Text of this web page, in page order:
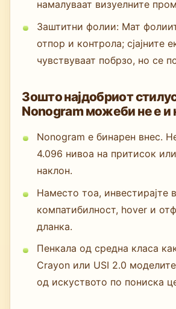
намалуваат визуелните
Заштитни фолии: Мат
отпор и контрола; сјајните
чувствуваат побрзо, но се
Зошто најдобриот
Nonogram можеби не е и
Nonogram е бинарен внес.
4.096 нивоа на притисок
наклон.
Наместо тоа, инвестирајте
компатибилност, hover и
дланка.
Пенкала од средна класа
Crayon или USI 2.0
од искуството по пониска